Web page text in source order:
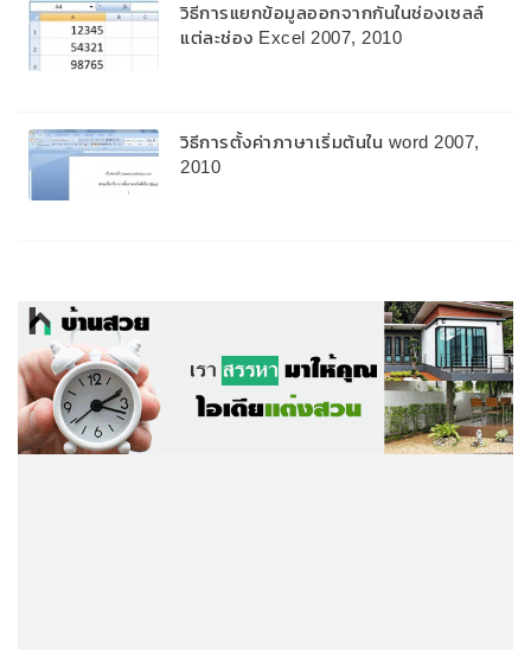
วิธีการแยกข้อมูลออกจากกันในช่องเซลล์
แต่ละช่อง Excel 2007, 2010
วิธีการตั้งค่าภาษาเริ่มต้นใน word 2007,
2010